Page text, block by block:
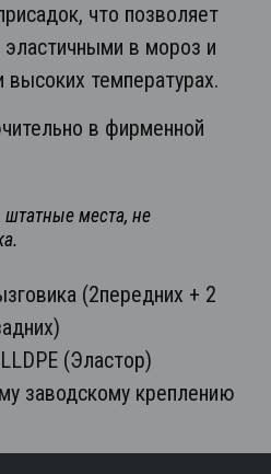
что позволяет
в мороз и
температурах.
в фирменной
штатные места, не
(2передних + 2
(Эластор)
заводскому креплению